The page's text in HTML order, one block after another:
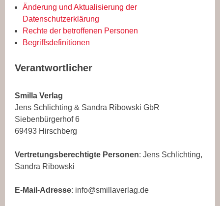
Änderung und Aktualisierung der
Datenschutzerklärung
Rechte der betroffenen Personen
Begriffsdefinitionen
Verantwortlicher
Smilla Verlag
Jens Schlichting & Sandra Ribowski GbR
Siebenbürgerhof 6
69493 Hirschberg
Vertretungsberechtigte Personen: Jens Schlichting,
Sandra Ribowski
E-Mail-Adresse: info@smillaverlag.de